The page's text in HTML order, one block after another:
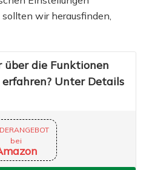
wir herausfinden,
über die Funktionen
Unter Details
bei